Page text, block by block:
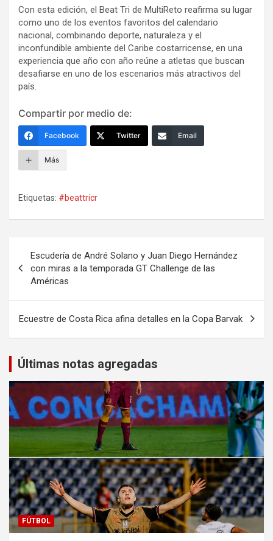
Con esta edición, el Beat Tri de MultiReto reafirma su lugar
como uno de los eventos favoritos del calendario
nacional, combinando deporte, naturaleza y el
inconfundible ambiente del Caribe costarricense, en una
experiencia que año con año reúne a atletas que buscan
desafiarse en uno de los escenarios más atractivos del
país.
Compartir por medio de:
Facebook Twitter Email
Más
Etiquetas: #beattricr
de
entradas
Escudería de André Solano y Juan Diego Hernández
con miras a la temporada GT Challenge de las
Américas
Ecuestre de Costa Rica afina detalles en la Copa Barvak
Últimas notas agregadas
FÚTBOL